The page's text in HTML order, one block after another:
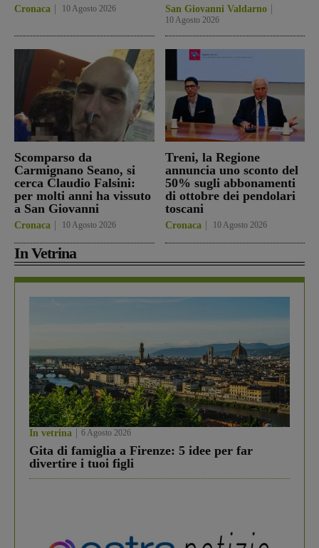
Cronaca 10 Agosto 2026 San Giovanni Valdarno
10 Agosto 2026
Scomparso da
Carmignano Seano, si
cerca Claudio Falsini:
per molti anni ha vissuto
a San Giovanni
Cronaca 10 Agosto 2026
Treni, la Regione
annuncia uno sconto del
50% sugli abbonamenti
di ottobre dei pendolari
toscani
Cronaca 10 Agosto 2026
In Vetrina
In vetrina 6 Agosto 2026
Gita di famiglia a Firenze: 5 idee per far
divertire i tuoi figli